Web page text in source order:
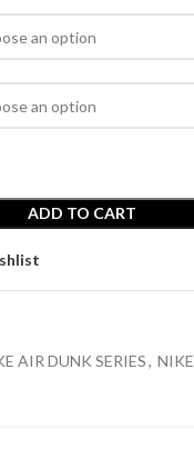
ADD TO CART
AIR DUNK SERIES,